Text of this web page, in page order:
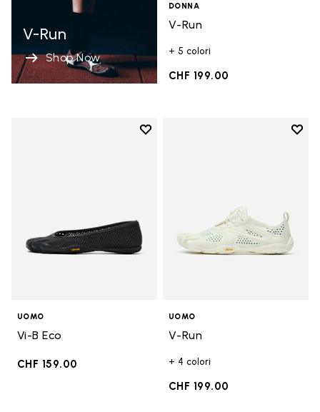
V-Run
Shop Now
DONNA
V-Run
+ 5 colori
CHF 199.00
Add to wishlist
UOMO
Vi-B Eco
CHF 159.00
Add
UOMO
V-Run
+ 4 colori
CHF 199.00